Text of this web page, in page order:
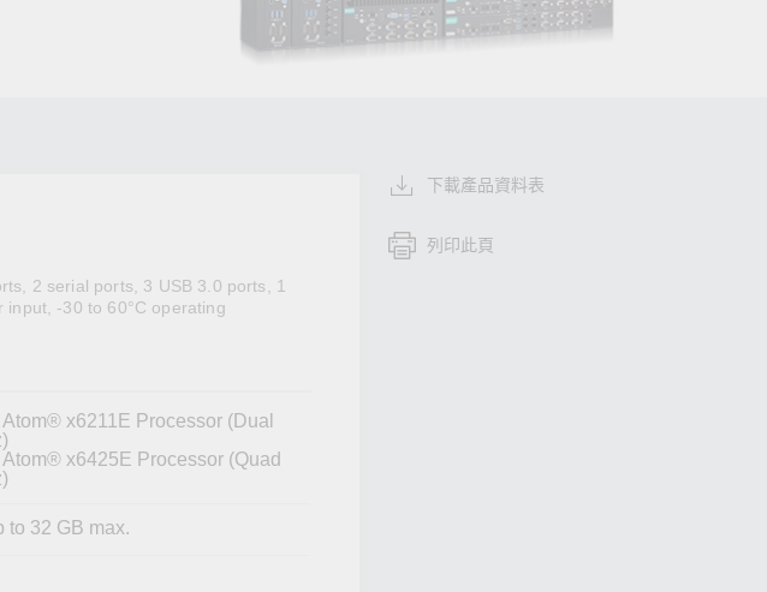
平板電腦
IIoT 閘道器
專家對工業網路安全的見解與
探索 BESS（電池儲能系統）
如何引領能源轉型，打造更潔
技術專文資料庫
影片庫
如同美國職棒聯盟的人才育
成，我們發展 Moxa 人才小聯
2 serial ports, 3 USB 3.0 ports, 1
input, -30 to 60°C operating
x6211E Processor (Dual
x6425E Processor (Quad
to 32 GB max.
下載產品資料表
列印此頁